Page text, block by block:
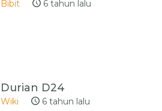
Bibit 6 tahun lalu
Durian D24
Wiki 6 tahun lalu